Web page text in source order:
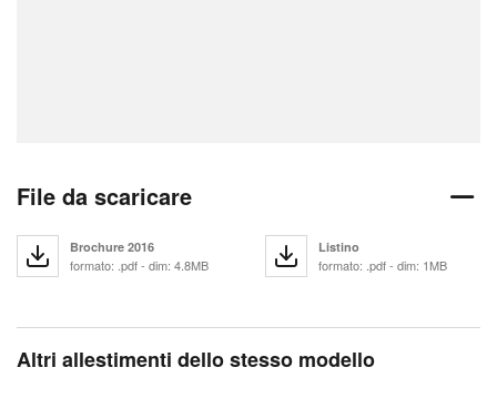
File da scaricare
Brochure 2016
formato: .pdf - dim: 4.8MB
Listino
formato: .pdf - dim: 1MB
Altri allestimenti dello stesso modello